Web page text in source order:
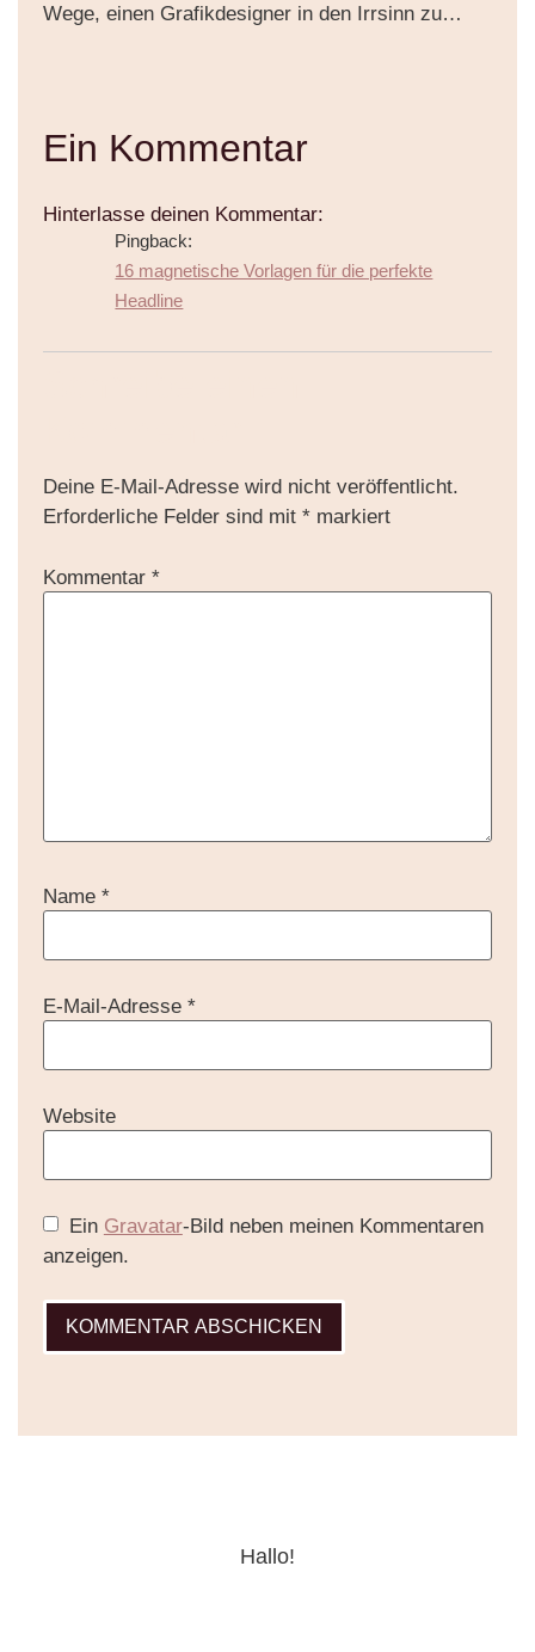
Wege, einen Grafikdesigner in den Irrsinn zu…
Hinterlasse deinen Kommentar:
Ein Kommentar
Pingback:
16 magnetische Vorlagen für die perfekte
Headline
Deine E-Mail-Adresse wird nicht veröffentlicht.
Erforderliche Felder sind mit* markiert
Kommentar*
Name*
E-Mail-Adresse*
Website
Ein Gravatar-Bild neben meinen Kommentaren
anzeigen.
Hallo!